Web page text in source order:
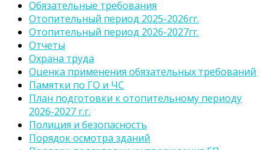
Обязательные требования
Отопительный период 2025-2026гг.
Отопительный период 2026-2027гг.
Отчеты
Охрана труда
Оценка применения обязательных требований
Памятки по ГО и ЧС
План подготовки к отопительному периоду
2026-2027 г.г.
Полиция и безопасность
Порядок осмотра зданий